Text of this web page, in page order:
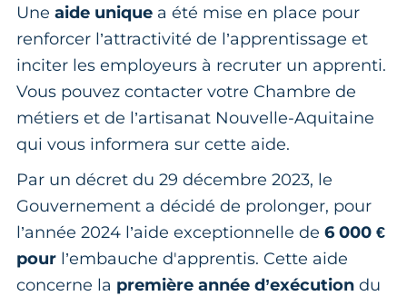
Une aide unique a été mise en place pour
renforcer l’attractivité de l’apprentissage et
inciter les employeurs à recruter un apprenti.
Vous pouvez contacter votre Chambre de
métiers et de l’artisanat Nouvelle-Aquitaine
qui vous informera sur cette aide.
Par un décret du 29 décembre 2023, le
Gouvernement a décidé de prolonger, pour
l’année 2024 l’aide exceptionnelle de 6 000 €
pour l’embauche d'apprentis. Cette aide
concerne la première année d’exécution du